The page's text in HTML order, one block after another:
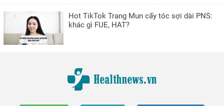
Hot TikTok Trang Mun cấy tóc sợi dài PNS:
khác gì FUE, HAT?